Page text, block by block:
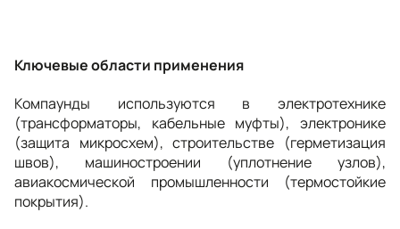
Ключевые области применения
Компаунды используются в электротехнике
(трансформаторы, кабельные муфты), электронике
(защита микросхем), строительстве (герметизация
швов), машиностроении (уплотнение узлов),
авиакосмической промышленности (термостойкие
покрытия).